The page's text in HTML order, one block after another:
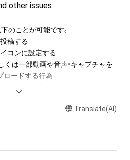
other issues
のことが可能です。
稿する
コンに設定する
くは一部動画や音声・キャプチャを
ロードする行為
てメッセージカードを制作し友達に
Translate(AI)